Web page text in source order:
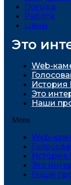
Погода
Работа
Цены
Это
Web-
История
Это
Наши
Menu
Web-
История
Это
Наши